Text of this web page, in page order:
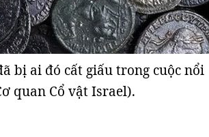
bị ai đó cất giấu trong cuộc nổi
quan Cổ vật Israel).